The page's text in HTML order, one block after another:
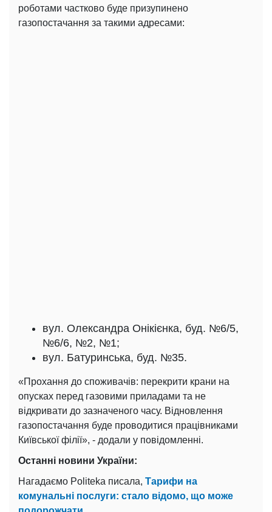
роботами частково буде призупинено
газопостачання за такими адресами:
вул. Олександра Онікієнка, буд. №6/5,
№6/6, №2, №1;
вул. Батуринська, буд. №35.
«Прохання до споживачів: перекрити крани на
опусках перед газовими приладами та не
відкривати до зазначеного часу. Відновлення
газопостачання буде проводитися працівниками
Київської філії», - додали у повідомленні.
Останні новини України:
Нагадаємо Politeka писала, Тарифи на
комунальні послуги: стало відомо, що може